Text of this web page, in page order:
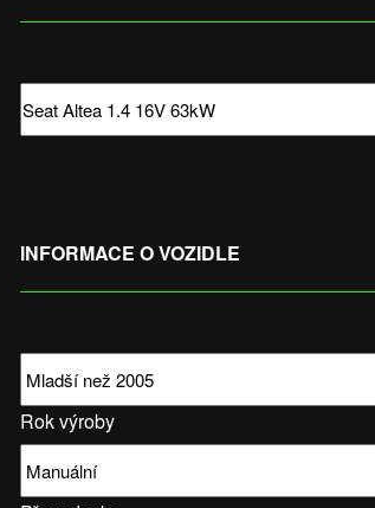
INFORMACE O VOZIDLE
Rok výroby